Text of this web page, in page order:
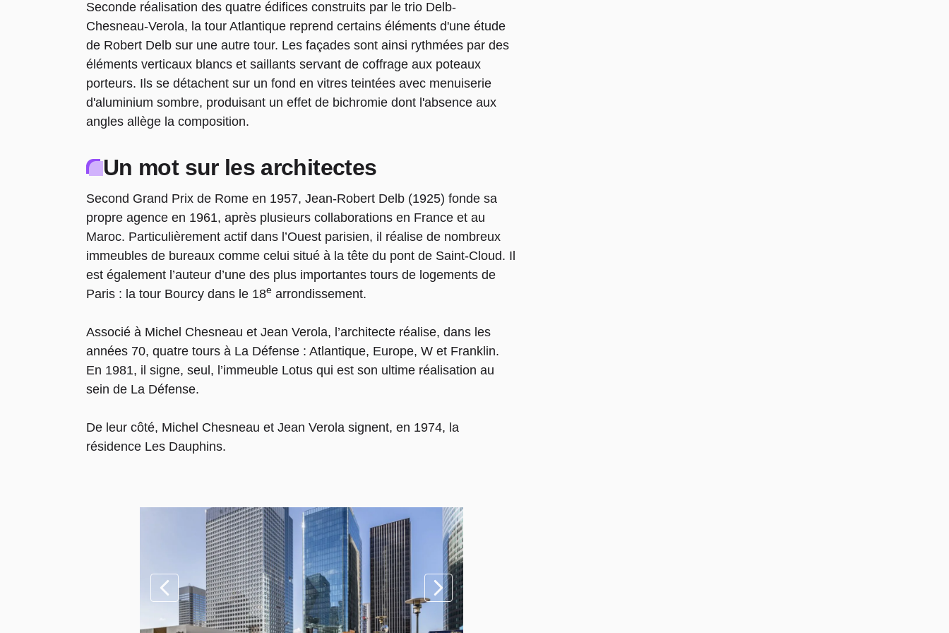
Seconde réalisation des quatre édifices construits par le trio Delb-
Chesneau-Verola, la tour Atlantique reprend certains éléments d'une étude
de Robert Delb sur une autre tour. Les façades sont ainsi rythmées par des
éléments verticaux blancs et saillants servant de coffrage aux poteaux
porteurs. Ils se détachent sur un fond en vitres teintées avec menuiserie
d'aluminium sombre, produisant un effet de bichromie dont l'absence aux
angles allège la composition.
Un mot sur les architectes
Second Grand Prix de Rome en 1957, Jean-Robert Delb (1925) fonde sa
propre agence en 1961, après plusieurs collaborations en France et au
Maroc. Particulièrement actif dans l’Ouest parisien, il réalise de nombreux
immeubles de bureaux comme celui situé à la tête du pont de Saint-Cloud. Il
est également l’auteur d’une des plus importantes tours de logements de
Paris : la tour Bourcy dans le 18e arrondissement.
Associé à Michel Chesneau et Jean Verola, l’architecte réalise, dans les
années 70, quatre tours à La Défense : Atlantique, Europe, W et Franklin.
En 1981, il signe, seul, l’immeuble Lotus qui est son ultime réalisation au
sein de La Défense.
De leur côté, Michel Chesneau et Jean Verola signent, en 1974, la
résidence Les Dauphins.